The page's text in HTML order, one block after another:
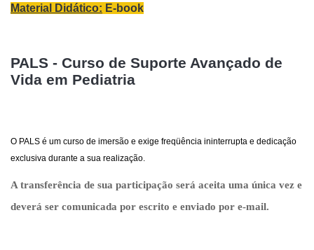
Material Didático: E-book
PALS - Curso de Suporte Avançado de
Vida em Pediatria
O PALS é um curso de imersão e exige freqüência ininterrupta e dedicação
exclusiva durante a sua realização.
A transferência de sua participação será aceita uma única vez e
deverá ser comunicada por escrito e enviado por e-mail.